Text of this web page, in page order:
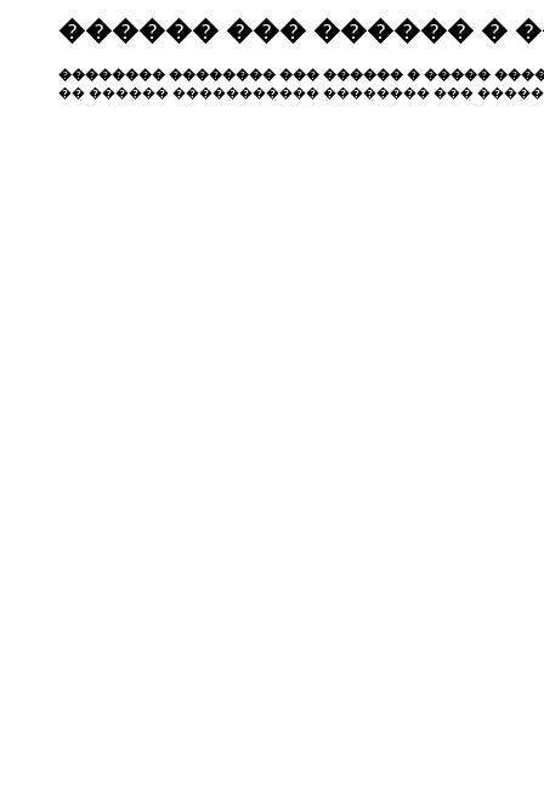
������ ��� ������ �
�������� �������� ��� ������ � �����
�� ������ ����������� �������� ���